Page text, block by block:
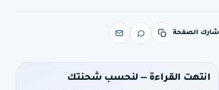
شارك الصفحة
انتهت القراءة — لنحسب شحنتك